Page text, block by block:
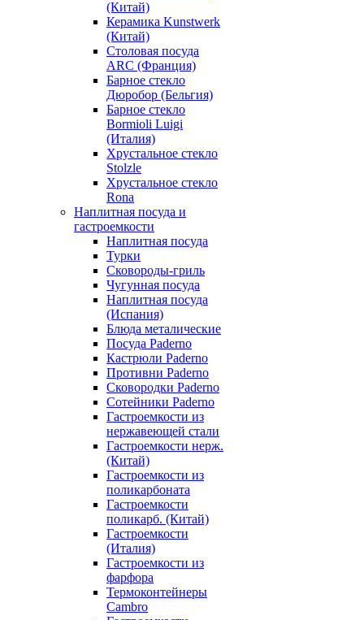
(Китай)
Керамика Kunstwerk
(Китай)
Столовая посуда
ARC (Франция)
Барное стекло
Дюробор (Бельгия)
Барное стекло
Bormioli Luigi
(Италия)
Хрустальное стекло
Stolzle
Хрустальное стекло
Rona
Наплитная посуда и
гастроемкости
Наплитная посуда
Турки
Сковороды-гриль
Чугунная посуда
Наплитная посуда
(Испания)
Блюда металические
Посуда Paderno
Кастрюли Paderno
Противни Paderno
Сковородки Paderno
Сотейники Paderno
Гастроемкости из
нержавеющей стали
Гастроемкости нерж.
(Китай)
Гастроемкости из
поликарбоната
Гастроемкости
поликарб. (Китай)
Гастроемкости
(Италия)
Гастроемкости из
фарфора
Термоконтейнеры
Cambro